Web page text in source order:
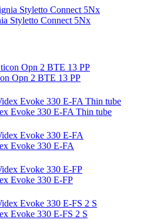
Styletto Connect 5Nx
Opn 2 BTE 13 PP
Evoke 330 E-FA Thin tube
Evoke 330 E-FA
Evoke 330 E-FP
Evoke 330 E-FS 2 S